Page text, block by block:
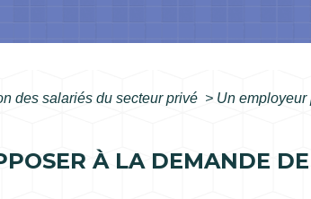
des salariés du secteur privé > Un employeur
À LA DEMANDE